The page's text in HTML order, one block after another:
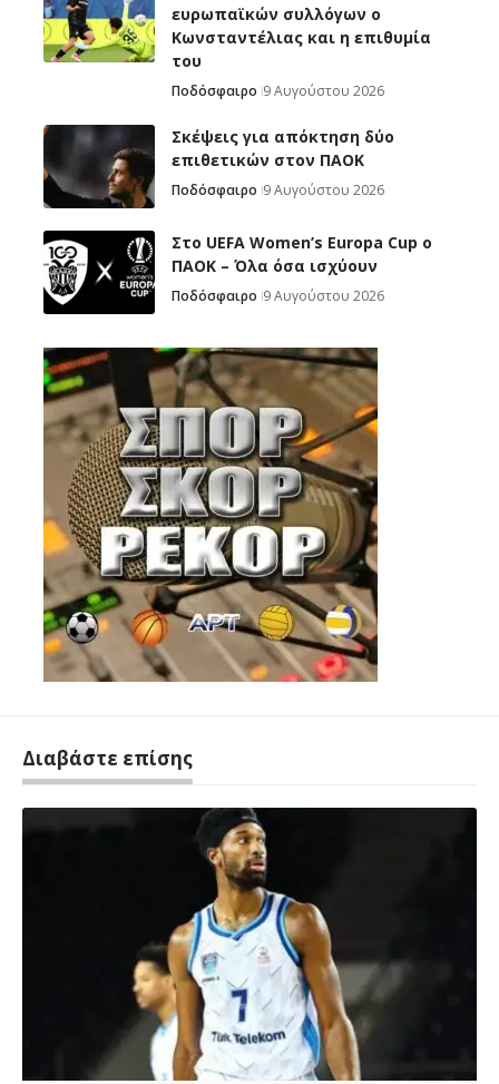
ευρωπαϊκών συλλόγων ο
Κωνσταντέλιας και η επιθυμία
του
Ποδόσφαιρο 9 Αυγούστου 2026
Σκέψεις για απόκτηση δύο
επιθετικών στον ΠΑΟΚ
Ποδόσφαιρο 9 Αυγούστου 2026
Στο UEFA Women’s Europa Cup ο
ΠΑΟΚ – Όλα όσα ισχύουν
Ποδόσφαιρο 9 Αυγούστου 2026
Διαβάστε επίσης